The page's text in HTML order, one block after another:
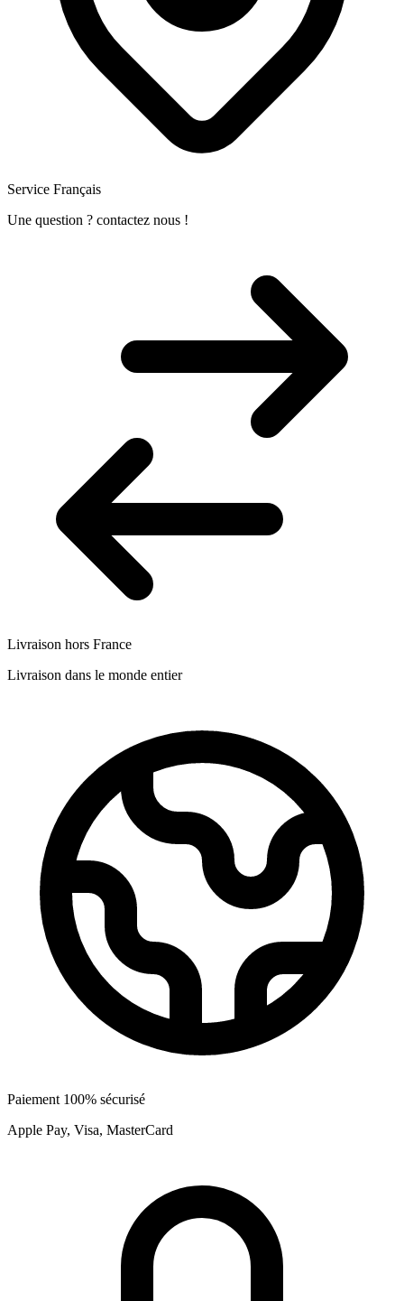
Service Français
Une question ? contactez nous !
Livraison hors France
Livraison dans le monde entier
Paiement 100% sécurisé
Apple Pay, Visa, MasterCard